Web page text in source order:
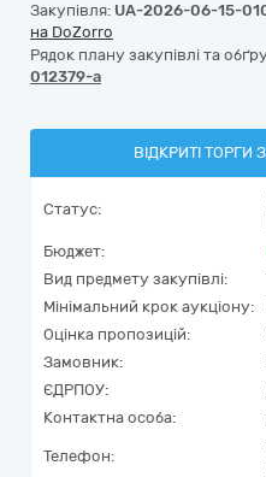
Закупівля: UA-2026-06-15-
на DoZorro
Рядок плану закупівлі та
012379-a
ВІДКРИТІ
Статус:
Бюджет:
Вид предмету закупівлі:
Мінімальний крок аукціону:
Оцінка пропозицій:
Замовник:
ЄДРПОУ:
Контактна особа:
Телефон: